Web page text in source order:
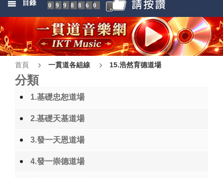
目錄 0998860
首頁 一貫道各組線 15.浩然育德道場
分類
1.基礎忠恕道場
2.基礎天基道場
3.發一天恩道場
4.發一崇德道場